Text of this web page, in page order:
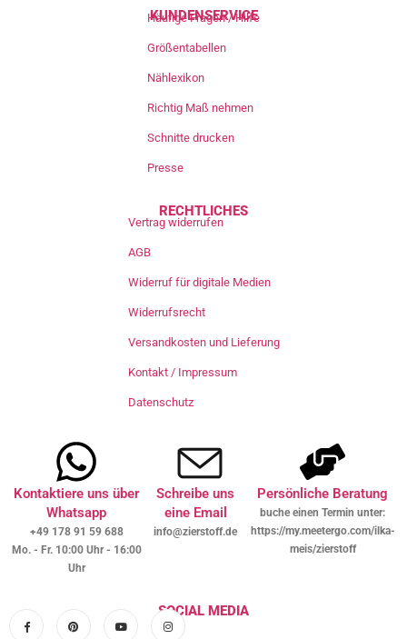
KUNDENSERVICE
Häufige Fragen / Hilfe
Größentabellen
Nählexikon
Richtig Maß nehmen
Schnitte drucken
Presse
RECHTLICHES
Vertrag widerrufen
AGB
Widerruf für digitale Medien
Widerrufsrecht
Versandkosten und Lieferung
Kontakt / Impressum
Datenschutz
Kontaktiere uns über
Whatsapp
+49 178 91 59 688
Mo. - Fr. 10:00 Uhr - 16:00
Uhr
Schreibe uns
eine Email
info@zierstoff.de
Persönliche Beratung
buche einen Termin unter:
https://my.meetergo.com/ilka-
meis/zierstoff
SOCIAL MEDIA